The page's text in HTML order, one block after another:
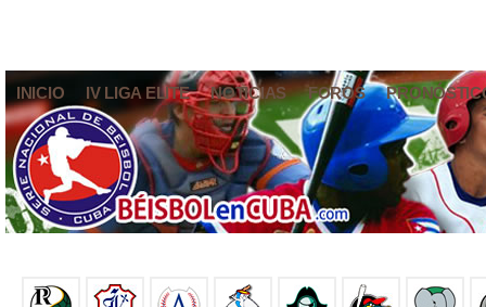
INICIO IV LIGA ELITE NOTICIAS FOROS